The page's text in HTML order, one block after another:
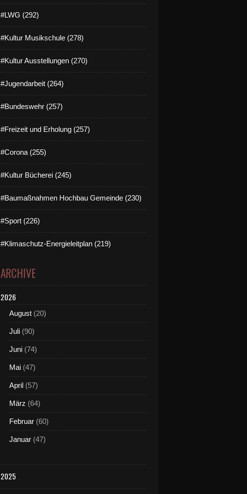
#LWG (292)
#Kultur Musikschule (278)
#Kultur Ausstellungen (270)
#Jugendarbeit (264)
#Bundeswehr (257)
#Freizeit und Erholung (257)
#Corona (255)
#Kultur Bücherei (245)
#Baumaßnahmen Hochbau Gemeinde (230)
#Sport (226)
#Klimaschutz-Energieleitplan (219)
ARCHIVE
2026
August (20)
Juli (90)
Juni (74)
Mai (47)
April (57)
März (64)
Februar (60)
Januar (47)
2025